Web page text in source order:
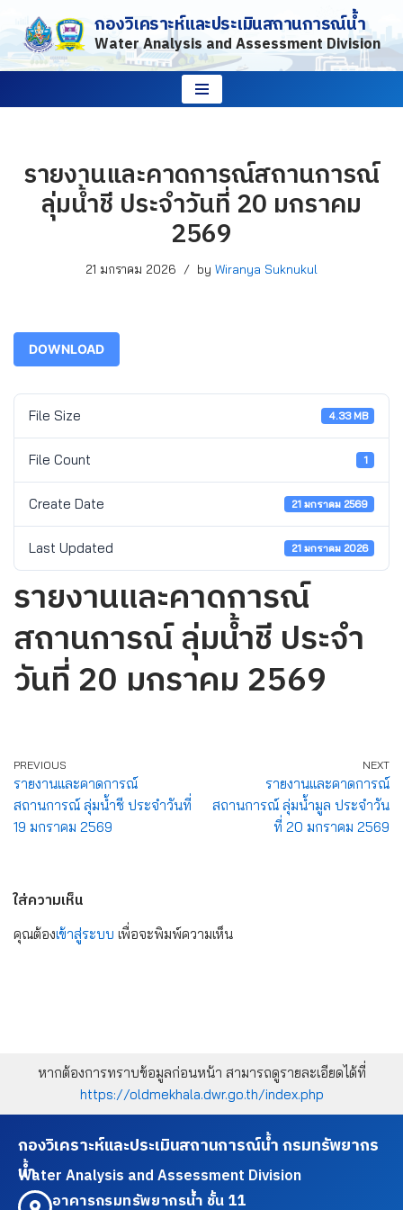
Skip
to
กองวิเคราะห์และประเมินสถานการณ์น้ำ
Water Analysis and Assessment Division
รายงานและคาดการณ์สถานการณ์
ลุ่มน้ำชี ประจำวันที่ 20 มกราคม
2569
21 มกราคม 2026 by Wiranya Suknukul
DOWNLOAD
File Size 4.33 MB
File Count 1
Create Date 21 มกราคม 2569
Last Updated 21 มกราคม 2026
รายงานและคาดการณ์
สถานการณ์ ลุ่มน้ำชี ประจำ
วันที่ 20 มกราคม 2569
PREVIOUS
รายงานและคาดการณ์
สถานการณ์ ลุ่มน้ำชี ประจำวันที่
19 มกราคม 2569
NEXT
รายงานและคาดการณ์
สถานการณ์ ลุ่มน้ำมูล ประจำวัน
ที่ 20 มกราคม 2569
ใส่ความเห็น
คุณต้องเข้าสู่ระบบ เพื่อจะพิมพ์ความเห็น
หากต้องการทราบข้อมูลก่อนหน้า สามารถดูรายละเอียดได้ที่
https://oldmekhala.dwr.go.th/index.php
กองวิเคราะห์และประเมินสถานการณ์น้ำ กรมทรัพยากร
น้ำ
Water Analysis and Assessment Division
อาคารกรมทรัพยากรน้ำ ชั้น 11